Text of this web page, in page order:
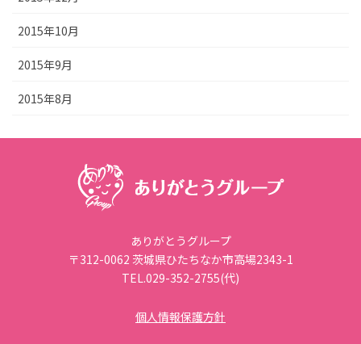
2015年10月
2015年9月
2015年8月
ありがとうグループ
〒312-0062 茨城県ひたちなか市高場2343-1
TEL.029-352-2755(代)
個人情報保護方針